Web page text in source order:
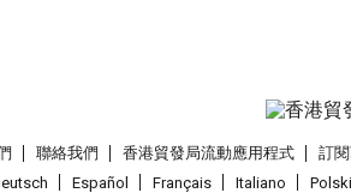
聯絡我們 香港貿發局流動應用程式 訂
Español Français Italiano Polski